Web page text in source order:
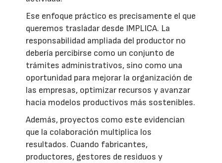
Ese enfoque práctico es precisamente el que
queremos trasladar desde IMPLICA. La
responsabilidad ampliada del productor no
debería percibirse como un conjunto de
trámites administrativos, sino como una
oportunidad para mejorar la organización de
las empresas, optimizar recursos y avanzar
hacia modelos productivos más sostenibles.
Además, proyectos como este evidencian
que la colaboración multiplica los
resultados. Cuando fabricantes,
productores, gestores de residuos y